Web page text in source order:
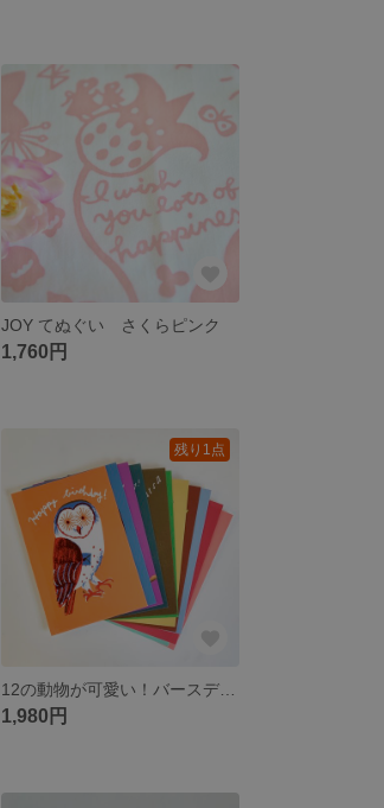
JOY てぬぐい さくらピンク
1,760円
残り1点
1,980円